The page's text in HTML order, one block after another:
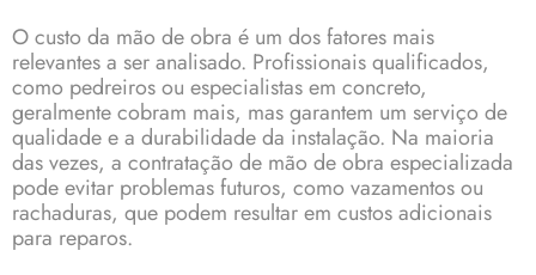
O custo da mão de obra é um dos fatores mais
relevantes a ser analisado. Profissionais qualificados,
como pedreiros ou especialistas em concreto,
geralmente cobram mais, mas garantem um serviço de
qualidade e a durabilidade da instalação. Na maioria
das vezes, a contratação de mão de obra especializada
pode evitar problemas futuros, como vazamentos ou
rachaduras, que podem resultar em custos adicionais
para reparos.